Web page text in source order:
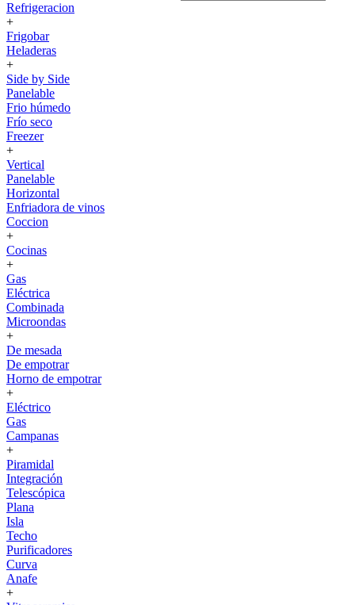
Refrigeracion
+
Frigobar
Heladeras
+
Side by Side
Panelable
Frio húmedo
Frío seco
Freezer
+
Vertical
Panelable
Horizontal
Enfriadora de vinos
Coccion
+
Cocinas
+
Gas
Eléctrica
Combinada
Microondas
+
De mesada
De empotrar
Horno de empotrar
+
Eléctrico
Gas
Campanas
+
Piramidal
Integración
Telescópica
Plana
Isla
Techo
Purificadores
Curva
Anafe
+